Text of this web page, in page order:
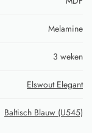
Melamine
3 weken
Elswout Elegant
Baltisch Blauw (U545)